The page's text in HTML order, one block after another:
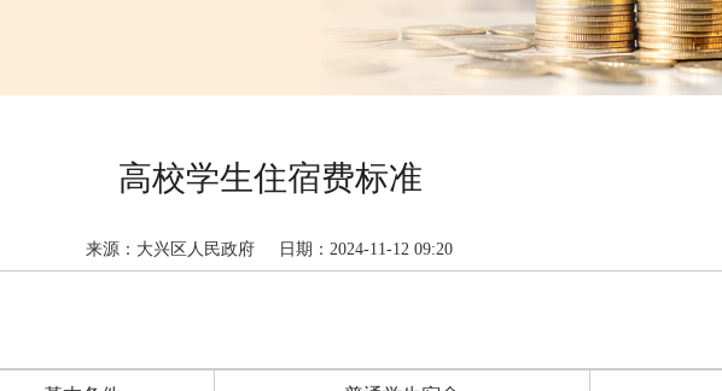
高校学生住宿费标准
来源：大兴区人民政府 日期：2024-11-12 09:20